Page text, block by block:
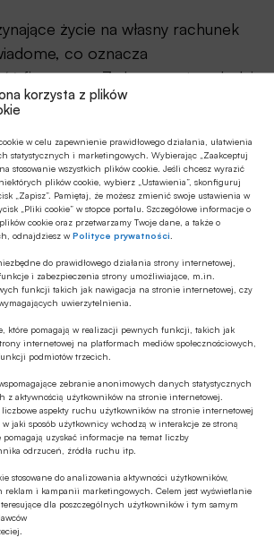
korzysta z plików
w celu zapewnienie prawidłowego działania, ułatwienia
statystycznych i marketingowych. Wybierając „Zaakceptuj
stosowanie wszystkich plików cookie. Jeśli chcesz wyrazić
plików cookie, wybierz „Ustawienia”, skonfiguruj
„Zapisz”. Pamiętaj, że możesz zmienić swoje ustawienia w
„Pliki cookie” w stopce portalu. Szczegółowe informacje o
cookie oraz przetwarzamy Twoje dane, a także o
odnajdziesz wPolityce prywatności
do prawidłowego działania strony internetowej,
i zabezpieczenia strony umożliwiające, m.in.
funkcji takich jak nawigacja na stronie internetowej, czy
uwierzytelnienia.
które pomagają w realizacji pewnych funkcji, takich jak
internetowej na platformach mediów społecznościowych,
podmiotów trzecich.
zebranie anonimowych danych statystycznych
aktywnością użytkowników na stronie internetowej.
aspekty ruchu użytkowników na stronie internetowej
jaki sposób użytkownicy wchodzą w interakcje ze stroną
pomagają uzyskać informacje na temat liczby
odrzuceń, źródła ruchu itp.
stosowane do analizowania aktywności użytkowników,
reklam i kampanii marketingowych. Celem jest wyświetlanie
dla poszczególnych użytkowników i tym samym
życie na własny rachunek
co oznacza
finansowa. Zwłaszcza, że młodzi
z kredytów i pożyczek. Swoją
nie tylko przez doświadczanie,
swoją wiedzę z treści na blogach,
video czy grach.
te elementy na platformie,
wiedzę i przyjazną formułę jej
Score Hunter. Jak
ekspertów oraz bogata baza
– wszystko po to, by lepiej
budowania wiarygodności
zarejestrować się w serwisie